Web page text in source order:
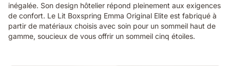
inégalée. Son design hôtelier répond pleinement aux exigences
de confort. Le Lit Boxspring Emma Original Elite est fabriqué à
partir de matériaux choisis avec soin pour un sommeil haut de
gamme, soucieux de vous offrir un sommeil cinq étoiles.